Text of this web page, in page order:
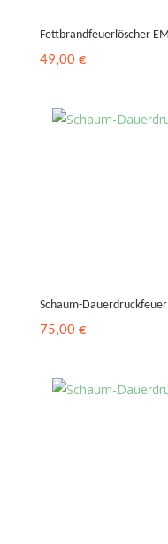
Fettbrandfeuerlöscher
49,00 €
Schaum-
75,00 €